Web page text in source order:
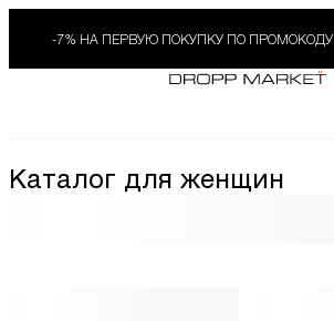
-7% НА ПЕРВУЮ ПОКУПКУ ПО ПРОМОКОДУ
Каталог для женщин